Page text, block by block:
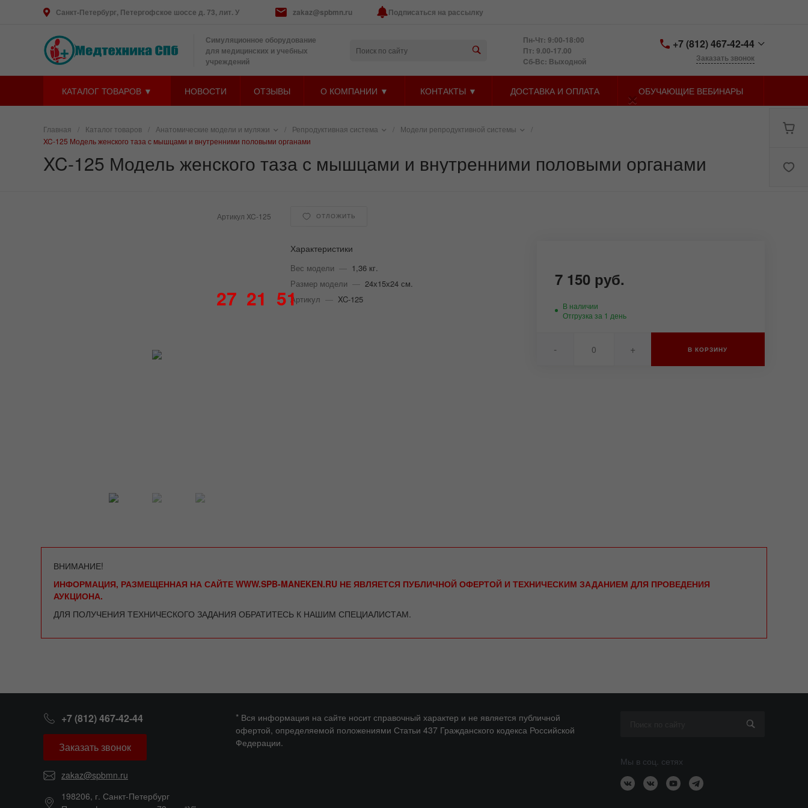
Санкт-Петербург, Петергофское шоссе д. 73, лит. У zakaz@spbmn.ru Подписаться на рассылку
Симуляционное оборудование
для медицинских и учебных
учреждений
Пн-Чт: 9:00-18:00
Пт: 9.00-17.00
Cб-Вс: Выходной
+7 (812) 467-42-44
Санкт-Петербург,
73, лит. У
Заказать звонок
КАТАЛОГ ТОВАРОВ ▼ НОВОСТИ ОТЗЫВЫ О КОМПАНИИ ▼ КОНТАКТЫ ▼ ДОСТАВКА И ОПЛАТА ОБУЧАЮЩИЕ ВЕБИНАРЫ
Главная / Каталог товаров / Анатомические модели и муляжи / Репродуктивная система / Модели репродуктивной системы
/
XC-125 Модель женского таза с мышцами и внутренними половыми органами
XC-125 Модель женского таза с мышцами и внутренними половыми органами
Артикул XC-125 ОТЛОЖИТЬ
Характеристики
Вес модели — 1,36 кг.
Размер модели — 24х15х24 см.
Артикул — XC-125
7 150 руб.
В наличии
Отгрузка за 1 день
- + В КОРЗИНУ
ВНИМАНИЕ!
ИНФОРМАЦИЯ, РАЗМЕЩЕННАЯ НА САЙТЕ WWW.SPB-MANEKEN.RU НЕ ЯВЛЯЕТСЯ ПУБЛИЧНОЙ ОФЕРТОЙ И ТЕХНИЧЕСКИМ ЗАДАНИЕМ ДЛЯ ПРОВЕДЕНИЯ
АУКЦИОНА.
ДЛЯ ПОЛУЧЕНИЯ ТЕХНИЧЕСКОГО ЗАДАНИЯ ОБРАТИТЕСЬ К НАШИМ СПЕЦИАЛИСТАМ.
+7 (812) 467-42-44
Заказать звонок
zakaz@spbmn.ru
198206, г. Санкт-Петербург
* Вся информация на сайте носит справочный характер и не является публичной
офертой, определяемой положениями Статьи 437 Гражданского кодекса Российской
Федерации.
Мы в соц. сетях
×
27 21 51